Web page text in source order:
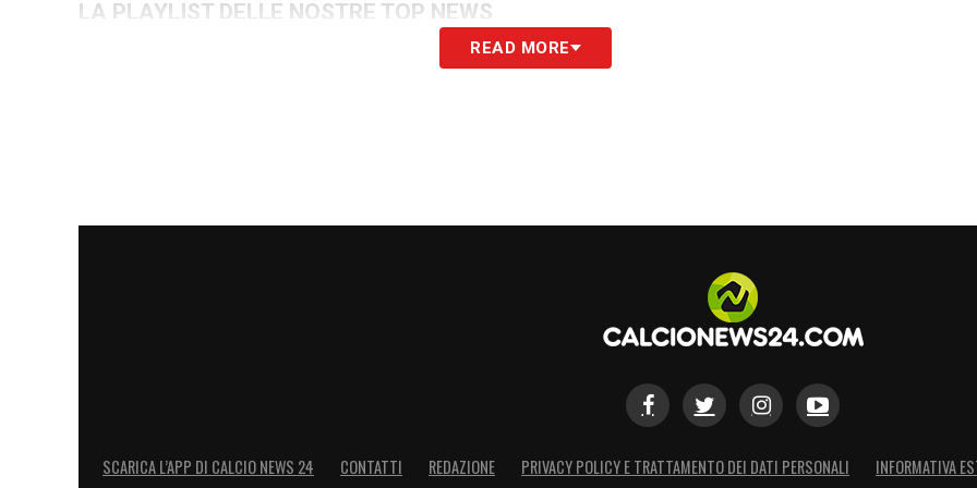
LA PLAYLIST DELLE NOSTRE TOP NEWS
READ MORE
SCARICA L’APP DI CALCIO NEWS 24 CONTATTI REDAZIONE PRIVACY POLICY E TRATTAMENTO DEI DATI PERSONALI INFORMATIVA